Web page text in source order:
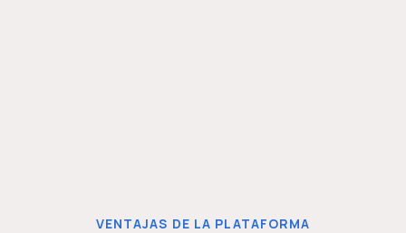
VENTAJAS DE LA PLATAFORMA